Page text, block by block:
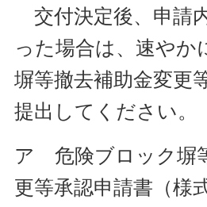
交付決定後、申請
った場合は、速やか
塀等撤去補助金変更
提出してください。
ア 危険ブロック塀
更等承認申請書（様